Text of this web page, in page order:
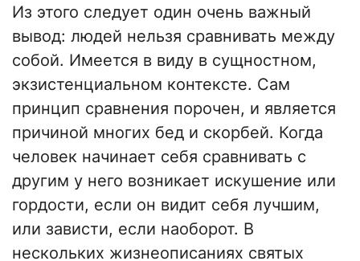
Из этого следует один очень важный
вывод: людей нельзя сравнивать между
собой. Имеется в виду в сущностном,
экзистенциальном контексте. Сам
принцип сравнения порочен, и является
причиной многих бед и скорбей. Когда
человек начинает себя сравнивать с
другим у него возникает искушение или
гордости, если он видит себя лучшим,
или зависти, если наоборот. В
нескольких жизнеописаниях святых